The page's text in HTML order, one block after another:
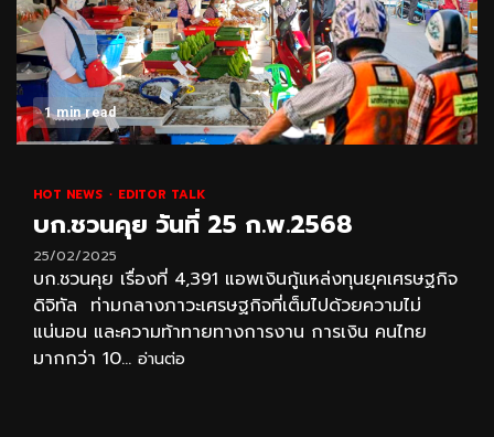
1 min read
HOT NEWS EDITOR TALK
บก.ชวนคุย วันที่ 25 ก.พ.2568
25/02/2025
บก.ชวนคุย เรื่องที่ 4,391 แอพเงินกู้แหล่งทุนยุคเศรษฐกิจ
ดิจิทัล ท่ามกลางภาวะเศรษฐกิจที่เต็มไปด้วยความไม่
แน่นอน และความท้าทายทางการงาน การเงิน คนไทย
มากกว่า 10... อ่านต่อ